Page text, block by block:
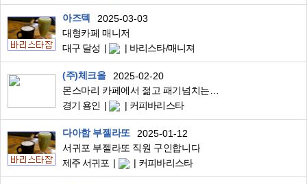
아즈텍
2025-03-03
대형카페 매니저
대구 달성
바리스타/매니져
(주)체크올
2025-02-20
경기 용인
커피바리스타
다아함 부젤라또
2025-01-12
서귀포 부젤라또 직원 구인합니다
제주 서귀포
커피바리스타